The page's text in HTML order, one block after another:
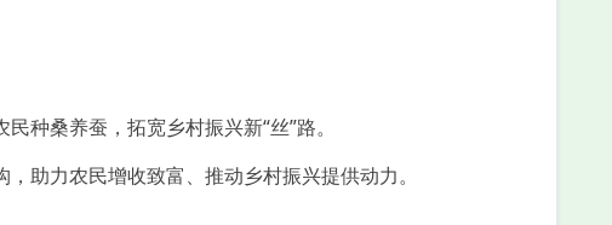
种桑养蚕，拓宽乡村振兴新“丝”路。
助力农民增收致富、推动乡村振兴提供动力。